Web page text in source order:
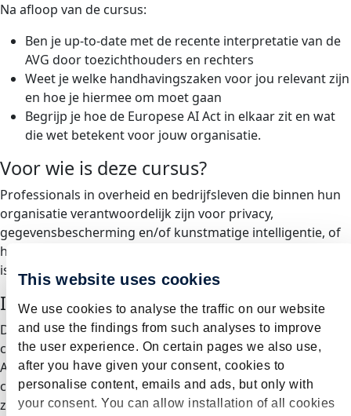
This website uses cookies
We use cookies to analyse the traffic on our website
and use the findings from such analyses to improve
the user experience. On certain pages we also use,
after you have given your consent, cookies to
personalise content, emails and ads, but only with
your consent. You can allow installation of all cookies
Na afloop van de cursus:
Ben je up-to-date met de recente interpretatie van de
AVG door toezichthouders en rechters
Weet je welke handhavingszaken voor jou relevant zijn
en hoe je hiermee om moet gaan
Begrijp je hoe de Europese AI Act in elkaar zit en wat
die wet betekent voor jouw organisatie.
Voor wie is deze cursus?
Professionals in overheid en bedrijfsleven die binnen hun
organisatie verantwoordelijk zijn voor privacy,
gegevensbescherming en/of kunstmatige intelligentie, of
hier meer over willen weten. Basiskennis van de AVG/GDPR
is gewenst.
Investering
De cursuskosten bedragen € 669,- inclusief digitaal
cursusmateriaal en uitgebreide lunch.
Als UM-alumnus geniet u steeds van 10% korting op onze
cursusprijs. Leden van de rechterlijke macht ontvangen
zelfs 25% korting.